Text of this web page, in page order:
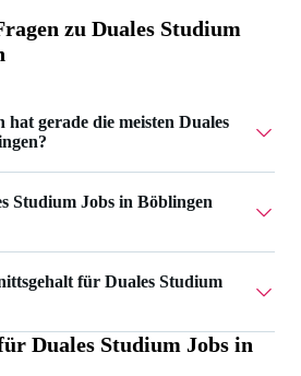
zu Duales Studium
hat gerade die meisten Duales
Studium Jobs in Böblingen
für Duales Studium
für Duales Studium Jobs in
Duales Studium Jobs in